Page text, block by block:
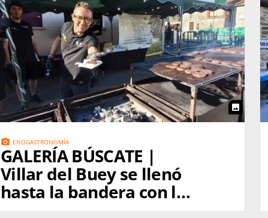
photo
photo_camera ENOGASTRONOMÍA
GALERÍA BÚSCATE |
Villar del Buey se llenó
hasta la bandera con la